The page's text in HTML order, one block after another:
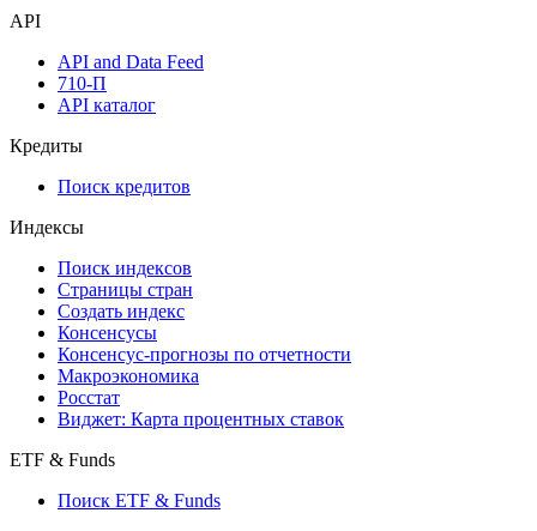
API
API and Data Feed
710-П
API каталог
Кредиты
Поиск кредитов
Индексы
Поиск индексов
Страницы стран
Создать индекс
Консенсусы
Консенсус-прогнозы по отчетности
Макроэкономика
Росстат
Виджет: Карта процентных ставок
ETF & Funds
Поиск ETF & Funds